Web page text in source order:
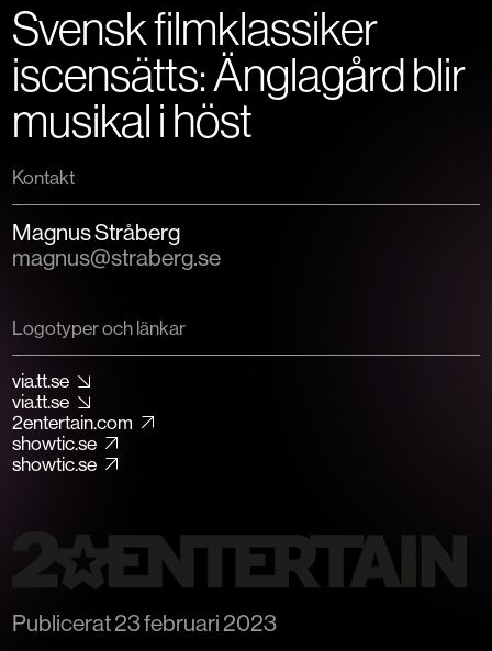
Svensk filmklassiker
iscensätts: Änglagård blir
musikal i höst
Kontakt
Magnus Stråberg
magnus@straberg.se
Logotyper och länkar
via.tt.se
via.tt.se
2entertain.com
showtic.se
showtic.se
Publicerat23 februari 2023